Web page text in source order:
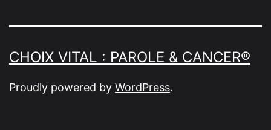
CHOIX VITAL : PAROLE & CANCER®
Proudly powered by WordPress.